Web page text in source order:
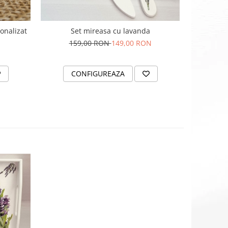
Set mireasa cu lavanda
159,00 RON149,00 RON
CONFIGUREAZA